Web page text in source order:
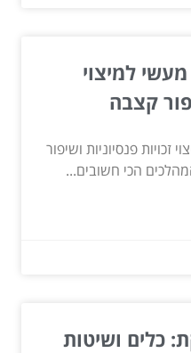
מעשי למיצוי
קצבה
זכויות פנסיוניות ושיפור
הכי חשובים...
כלים ושיטות